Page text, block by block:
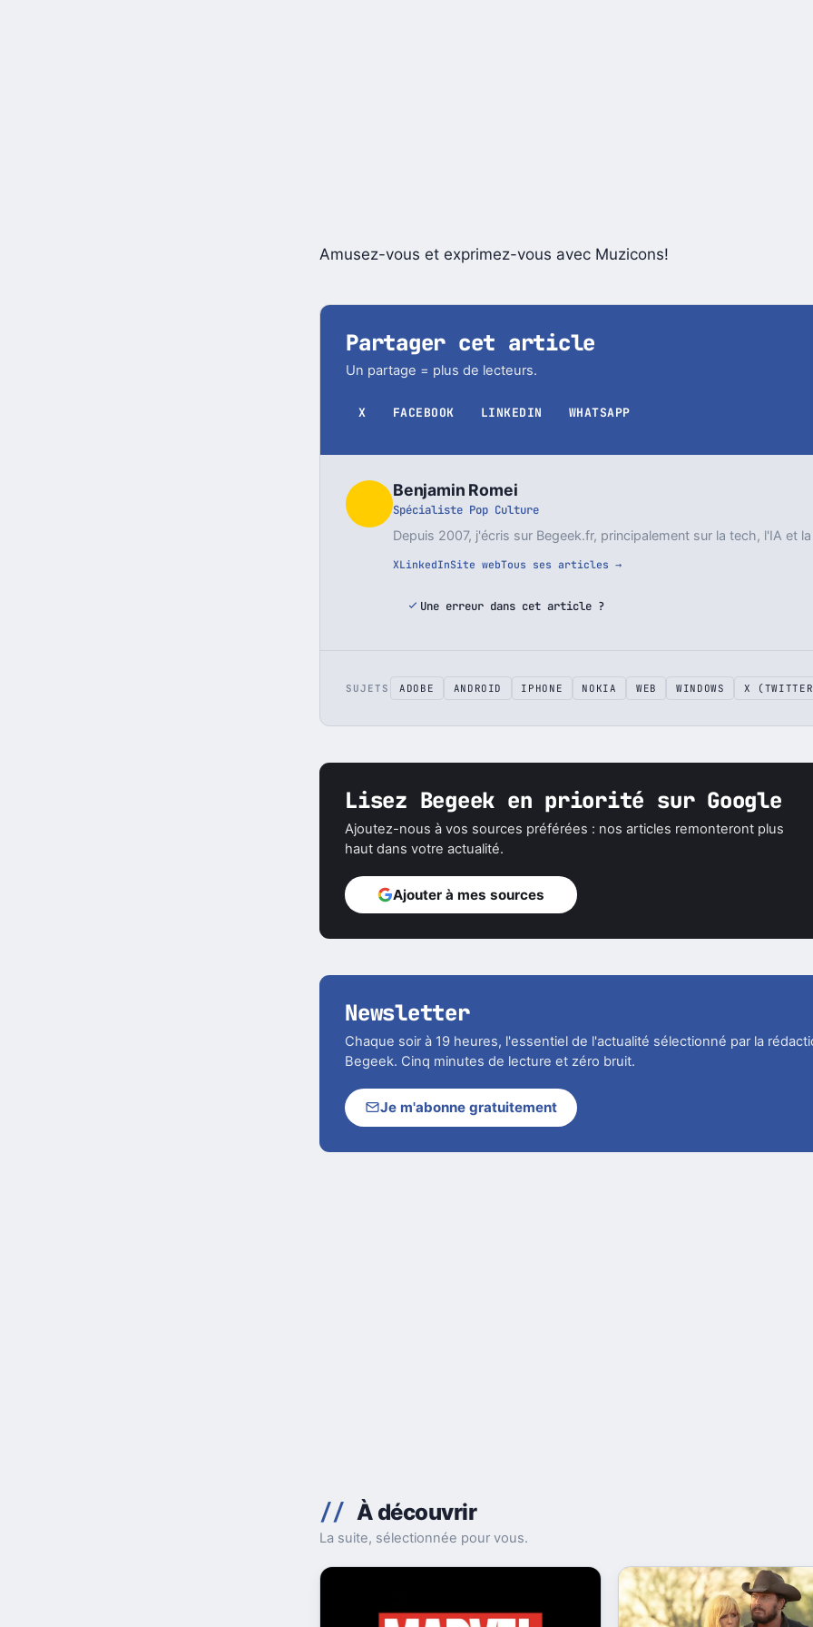
Amusez-vous et exprimez-vous avec Muzicons!
Partager cet article
Un partage = plus de lecteurs.
X FACEBOOK LINKEDIN WHATSAPP
Benjamin Romei
Spécialiste Pop Culture
Depuis 2007, j'écris sur Begeek.fr, principalement sur la tech, l'IA et
XLinkedInSite webTous ses articles →
Une erreur dans cet article ?
SUJETS ADOBE ANDROID IPHONE NOKIA WEB WINDOWS X
Lisez Begeek en priorité sur Google
Ajoutez-nous à vos sources préférées : nos articles remonteront plus
haut dans votre actualité.
Ajouter à mes sources
Newsletter
Chaque soir à 19 heures, l'essentiel de l'actualité sélectionné par la
Begeek. Cinq minutes de lecture et zéro bruit.
Je m'abonne gratuitement
À découvrir
La suite, sélectionnée pour vous.